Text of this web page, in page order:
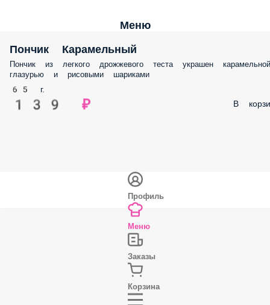
Меню
Пончик Карамельный
Пончик из легкого дрожжевого теста украшен карамельной
глазурью и рисовыми шариками
65 г.
139 ₽ В
Профиль
Меню
Заказы
Корзина